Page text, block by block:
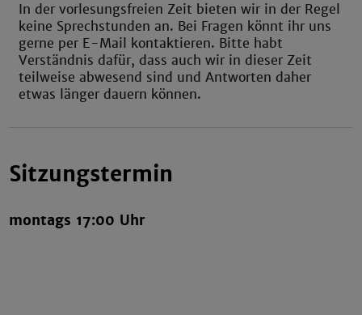
In der vorlesungsfreien Zeit bieten wir in der Regel
keine Sprechstunden an. Bei Fragen könnt ihr uns
gerne per E-Mail kontaktieren. Bitte habt
Verständnis dafür, dass auch wir in dieser Zeit
teilweise abwesend sind und Antworten daher
etwas länger dauern können.
Sitzungstermin
montags 17:00 Uhr